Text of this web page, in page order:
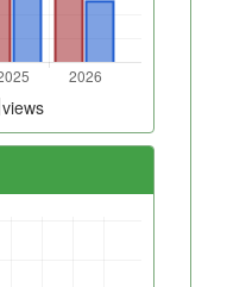
views